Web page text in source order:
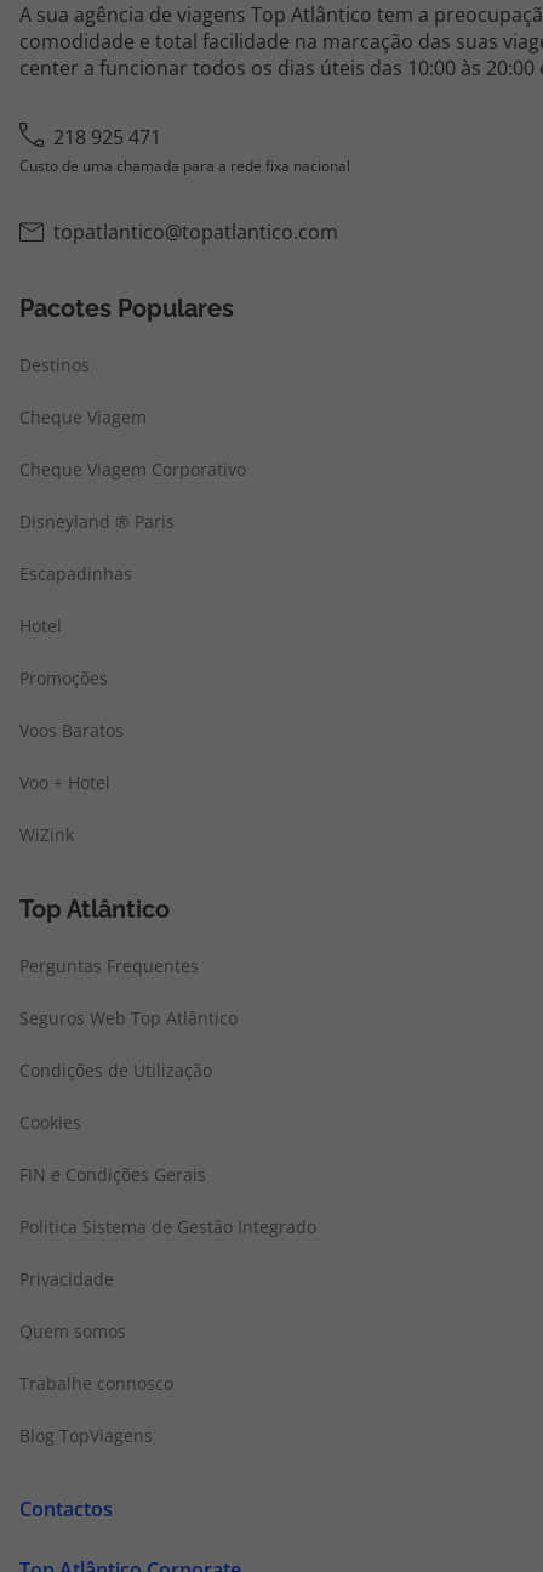
A sua agência de viagens Top Atlântico tem a
comodidade e total facilidade na marcação das suas
center a funcionar todos os dias úteis das 10:00 às 20:00
218 925 471
Custo de uma chamada para a rede fixa nacional
topatlantico@topatlantico.com
Pacotes Populares
Destinos
Cheque Viagem
Cheque Viagem Corporativo
Disneyland ® Paris
Escapadinhas
Hotel
Promoções
Voos Baratos
Voo + Hotel
WiZink
Top Atlântico
Perguntas Frequentes
Seguros Web Top Atlântico
Condições de Utilização
Cookies
FIN e Condições Gerais
Politica Sistema de Gestão Integrado
Privacidade
Quem somos
Trabalhe connosco
Blog TopViagens
Contactos